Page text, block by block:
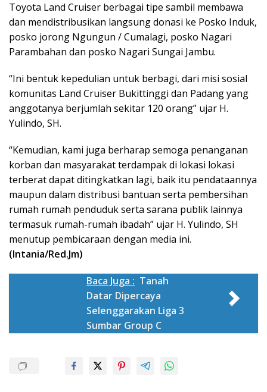
Toyota Land Cruiser berbagai tipe sambil membawa
dan mendistribusikan langsung donasi ke Posko Induk,
posko jorong Ngungun / Cumalagi, posko Nagari
Parambahan dan posko Nagari Sungai Jambu.
“Ini bentuk kepedulian untuk berbagi, dari misi sosial
komunitas Land Cruiser Bukittinggi dan Padang yang
anggotanya berjumlah sekitar 120 orang” ujar H.
Yulindo, SH.
“Kemudian, kami juga berharap semoga penanganan
korban dan masyarakat terdampak di lokasi lokasi
terberat dapat ditingkatkan lagi, baik itu pendataannya
maupun dalam distribusi bantuan serta pembersihan
rumah rumah penduduk serta sarana publik lainnya
termasuk rumah-rumah ibadah” ujar H. Yulindo, SH
menutup pembicaraan dengan media ini.
(Intania/Red.Jm)
Baca Juga : Tanah
Datar Dipercaya
Selenggarakan Liga 3
Sumbar Group C